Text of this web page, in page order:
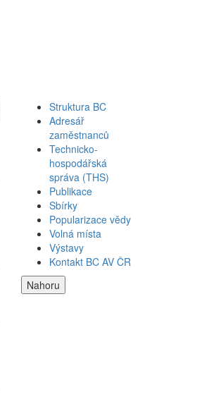
Struktura BC
Adresář
zaměstnanců
Technicko-
hospodářská
správa (THS)
Publikace
Sbírky
Popularizace vědy
Volná místa
Výstavy
Kontakt BC AV ČR
Nahoru